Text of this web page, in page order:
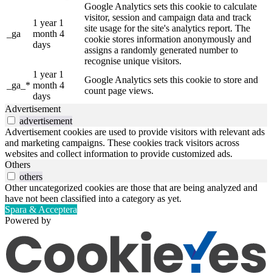
_ga
1 year 1
month 4
days
Google Analytics sets this cookie to calculate
visitor, session and campaign data and track
site usage for the site's analytics report. The
cookie stores information anonymously and
assigns a randomly generated number to
recognise unique visitors.
_ga_*
1 year 1
month 4
days
Google Analytics sets this cookie to store and
count page views.
Advertisement
advertisement
Advertisement cookies are used to provide visitors with relevant ads
and marketing campaigns. These cookies track visitors across
websites and collect information to provide customized ads.
Others
others
Other uncategorized cookies are those that are being analyzed and
have not been classified into a category as yet.
Spara & Acceptera
Powered by